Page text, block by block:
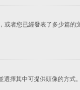
者您已經發表了多少篇的
擇其中可提供頭像的方式